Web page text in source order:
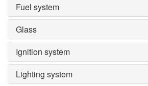
Fuel system
Glass
Ignition system
Lighting system